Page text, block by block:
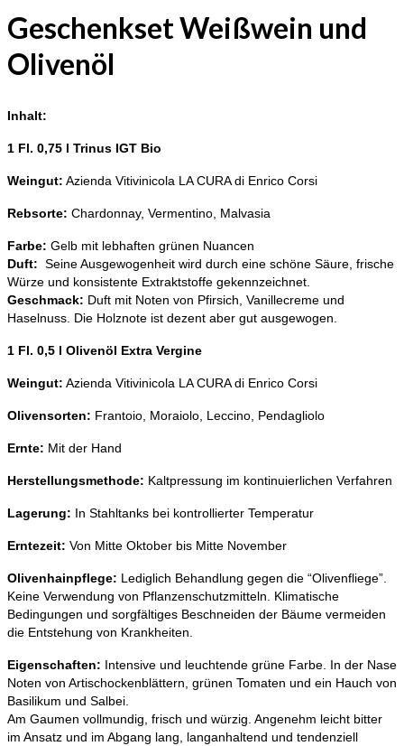
Geschenkset Weißwein und
Olivenöl
Inhalt:
1 Fl. 0,75 l Trinus IGT Bio
Weingut: Azienda Vitivinicola LA CURA di Enrico Corsi
Rebsorte: Chardonnay, Vermentino, Malvasia
Farbe: Gelb mit lebhaften grünen Nuancen
Duft: Seine Ausgewogenheit wird durch eine schöne Säure, frische
Würze und konsistente Extraktstoffe gekennzeichnet.
Geschmack: Duft mit Noten von Pfirsich, Vanillecreme und
Haselnuss. Die Holznote ist dezent aber gut ausgewogen.
1 Fl. 0,5 l Olivenöl Extra Vergine
Weingut: Azienda Vitivinicola LA CURA di Enrico Corsi
Olivensorten: Frantoio, Moraiolo, Leccino, Pendagliolo
Ernte: Mit der Hand
Herstellungsmethode: Kaltpressung im kontinuierlichen Verfahren
Lagerung: In Stahltanks bei kontrollierter Temperatur
Erntezeit: Von Mitte Oktober bis Mitte November
Olivenhainpflege: Lediglich Behandlung gegen die “Olivenfliege”.
Keine Verwendung von Pflanzenschutzmitteln. Klimatische
Bedingungen und sorgfältiges Beschneiden der Bäume vermeiden
die Entstehung von Krankheiten.
Eigenschaften: Intensive und leuchtende grüne Farbe. In der Nase
Noten von Artischockenblättern, grünen Tomaten und ein Hauch von
Basilikum und Salbei.
Am Gaumen vollmundig, frisch und würzig. Angenehm leicht bitter
im Ansatz und im Abgang lang, langanhaltend und tendenziell